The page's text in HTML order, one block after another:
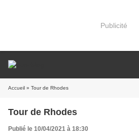
Publicité
Accueil » Tour de Rhodes
Tour de Rhodes
Publié le 10/04/2021 à 18:30